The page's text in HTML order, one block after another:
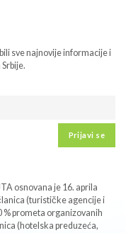
sve najnovije informacije i
Prijavi se
osnovana je 16. aprila
(turističke agencije i
prometa organizovanih
(hotelska preduzeća,